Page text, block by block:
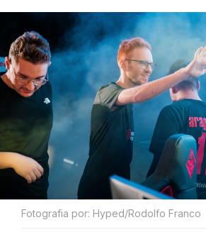
Fotografia por: Hyped/Rodolfo Franco